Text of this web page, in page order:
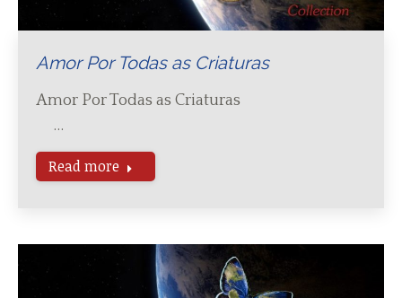
Amor Por Todas as Criaturas
Amor Por Todas as Criaturas
…
Read more